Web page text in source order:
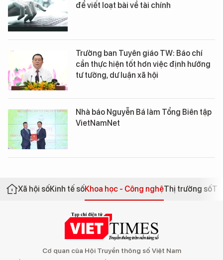
để viết loạt bài về tài chính
Trưởng ban Tuyên giáo TW: Báo chí
cần thực hiện tốt hơn việc định hướng
tư tưởng, dư luận xã hội
Nhà báo Nguyễn Bá làm Tổng Biên tập
VietNamNet
Xã hội sốKinh tế sốKhoa học - Công nghệThị trường số
Cơ quan của Hội Truyền thông số Việt Nam